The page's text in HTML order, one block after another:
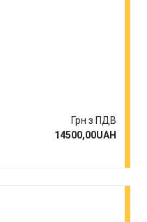
Грн з ПДВ
14500,00UAH